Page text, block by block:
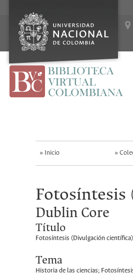
Inicio
Fotosíntesis
Dublin Core
Título
Fotosíntesis (Divulgación científica)
Tema
Historia de las ciencias;